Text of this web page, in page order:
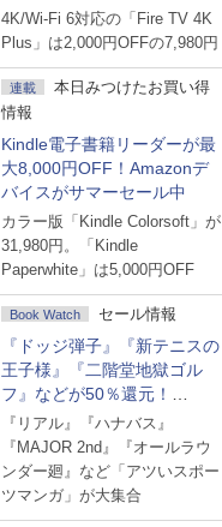
4K/Wi-Fi 6対応の「Fire TV 4K
Plus」は2,000円OFFの7,980円
連載
本日みつけたお買い得
情報
Kindle電子書籍リーダーが最
大8,000円OFF！Amazonデ
バイスがサマーセール中
カラー版「Kindle Colorsoft」が
31,980円。「Kindle
Paperwhite」は5,000円OFF
Book Watch セール情報
『ドッジ弾子』『新テニスの
王子様』『二階堂地獄ゴル
フ』などが50％還元！
Amazonマンガ週末セール
『リアル』『ハナバス』
『MAJOR 2nd』『オールラウ
ンダー廻』など「アツいスポー
ツマンガ」が大集合